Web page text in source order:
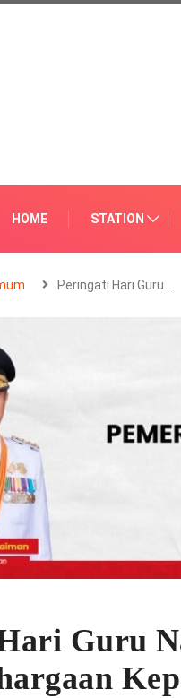
HOME STATION
Peringati Hari Guru…
Guru